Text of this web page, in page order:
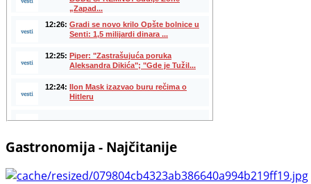
Gastronomija - Najčitanije